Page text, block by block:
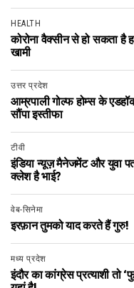
HEALTH
कोरोना वैक्सीन से हो सकता है
खामी
उत्तर प्रदेश
आम्रपाली गोल्फ होम्स के
सौंपा इस्तीफा
टीवी
इंडिया न्यूज़ मैनेजमेंट और युवा
क्लेश है भाई?
वेब-सिनेमा
इरफ़ान तुमको याद करते हैं गुरु!
मध्य प्रदेश
इंदौर का कांग्रेस प्रत्याशी